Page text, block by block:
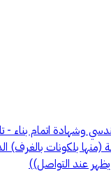
الثاني بالقرب من جميع الخدمات - اشراف
بالغرف)